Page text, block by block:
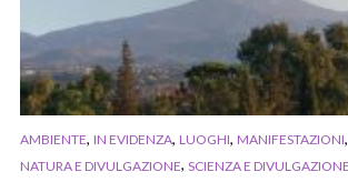
AMBIENTE, IN EVIDENZA, LUOGHI, MANIFESTAZIONI,
NATURA E DIVULGAZIONE, SCIENZA E DIVULGAZIONE